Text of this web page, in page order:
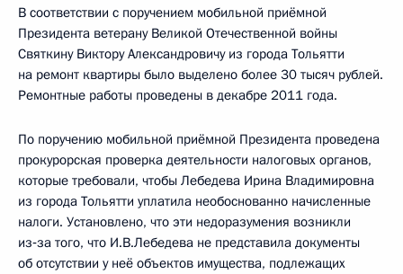
В соответствии с поручением мобильной приёмной
Президента ветерану Великой Отечественной войны
Святкину Виктору Александровичу из города Тольятти
на ремонт квартиры было выделено более 30 тысяч рублей.
Ремонтные работы проведены в декабре 2011 года.
По поручению мобильной приёмной Президента проведена
прокурорская проверка деятельности налоговых органов,
которые требовали, чтобы Лебедева Ирина Владимировна
из города Тольятти уплатила необоснованно начисленные
налоги. Установлено, что эти недоразумения возникли
из‑за того, что И.В.Лебедева не представила документы
об отсутствии у неё объектов имущества, подлежащих